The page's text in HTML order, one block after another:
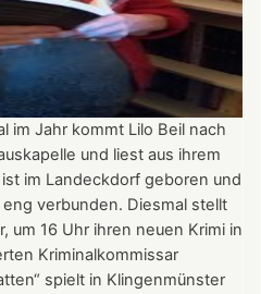
im Jahr kommt Lilo Beil nach
und liest aus ihrem
im Landeckdorf geboren und
verbunden. Diesmal stellt
um 16 Uhr ihren neuen Krimi in
Kriminalkommissar
spielt in Klingenmünster